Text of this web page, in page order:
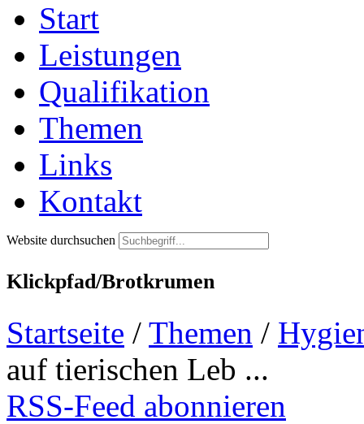
Start
Leistungen
Qualifikation
Themen
Links
Kontakt
Website durchsuchen
Klickpfad/Brotkrumen
Startseite / Themen /
auf tierischen Leb ...
RSS-Feed abonnieren